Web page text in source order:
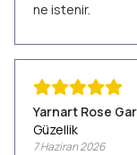
ne istenir.
Yarnart Rose
Güzellik
7 Haziran 2026